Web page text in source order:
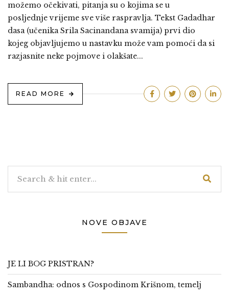
možemo očekivati, pitanja su o kojima se u
posljednje vrijeme sve više raspravlja. Tekst Gadadhar
dasa (učenika Srila Sacinandana svamija) prvi dio
kojeg objavljujemo u nastavku može vam pomoći da si
razjasnite neke pojmove i olakšate...
READ MORE
NOVE OBJAVE
JE LI BOG PRISTRAN?
Sambandha: odnos s Gospodinom Krišnom, temelj